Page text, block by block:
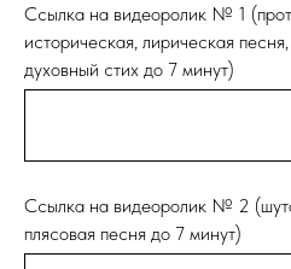
Ссылка на видеоролик № 1
историческая, лирическая
духовный стих до 7 минут)
Ссылка на видеоролик № 2
плясовая песня до 7 минут)